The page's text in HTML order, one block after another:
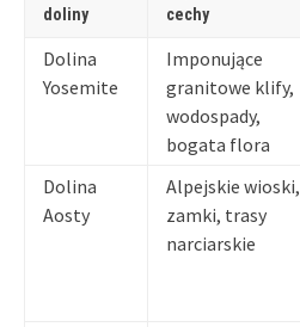
doliny
cechy
Dolina
Yosemite
Imponujące
granitowe klify,
wodospady,
bogata flora
Dolina
Aosty
Alpejskie wioski,
zamki, trasy
narciarskie